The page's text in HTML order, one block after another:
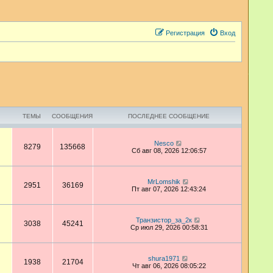
Вход
Регистрация
ТЕМЫ СООБЩЕНИЯ ПОСЛЕДНЕЕ СООБЩЕНИЕ
8279 135668 Nesco
е
е
т
и
к
л
е
н
м
у
Сб авг 08, 2026 12:06:57
2951 36169 MrLomshik
е
е
т
и
к
е
Пт авг 07, 2026 12:43:24
3038 45241 Транзистор_за_2к
е
е
и
к
Ср июл 29, 2026 00:58:31
1938 21704 shura1971
е
Чт авг 06, 2026 08:05:22